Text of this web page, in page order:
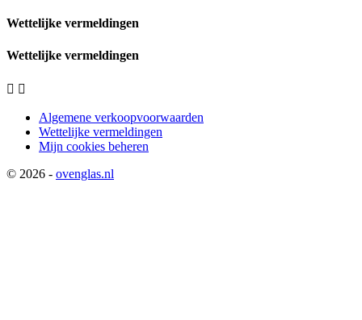
Wettelijke vermeldingen
Wettelijke vermeldingen
 
Algemene verkoopvoorwaarden
Wettelijke vermeldingen
Mijn cookies beheren
© 2026 - ovenglas.nl